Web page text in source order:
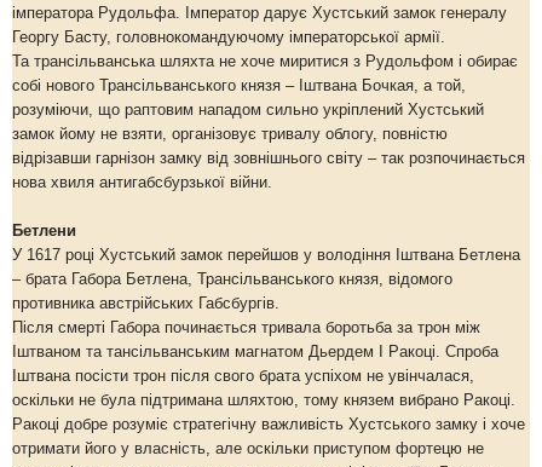
імператора Рудольфа. Імператор дарує Хустський замок генералу
Георгу Басту, головнокомандуючому імператорської армії.
Та трансільванська шляхта не хоче миритися з Рудольфом і обирає
собі нового Трансільванського князя – Іштвана Бочкая, а той,
розуміючи, що раптовим нападом сильно укріплений Хустський
замок йому не взяти, організовує тривалу облогу, повністю
відрізавши гарнізон замку від зовнішнього світу – так розпочинається
нова хвиля антигабсбурзької війни.
Бетлени
У 1617 році Хустський замок перейшов у володіння Іштвана Бетлена
– брата Габора Бетлена, Трансільванського князя, відомого
противника австрійських Габсбургів.
Після смерті Габора починається тривала боротьба за трон між
Іштваном та тансільванським магнатом Дьердем І Ракоці. Спроба
Іштвана посісти трон після свого брата успіхом не увінчалася,
оскільки не була підтримана шляхтою, тому князем вибрано Ракоці.
Ракоці добре розуміє стратегічну важливість Хустського замку і хоче
отримати його у власність, але оскільки приступом фортецю не